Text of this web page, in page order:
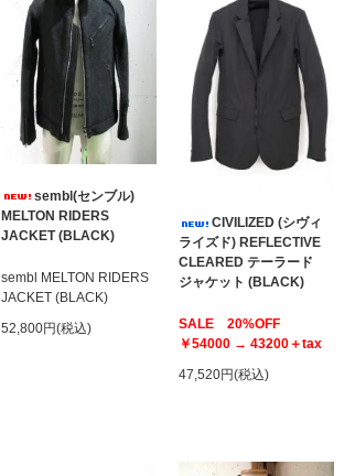
sembl(センブル)
MELTON RIDERS
JACKET (BLACK)
sembl MELTON RIDERS
JACKET (BLACK)
52,800円(税込)
CIVILIZED (シヴィ
ライズド) REFLECTIVE
CLEARED テーラード
ジャケット (BLACK)
SALE 20%OFF
￥54000 → 43200＋tax
47,520円(税込)